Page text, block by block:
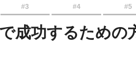
#3 #4 #5
成功するための